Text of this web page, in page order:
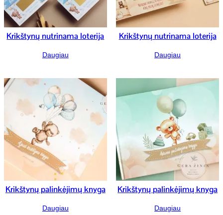
Krikštynų nutrinama loterija
Daugiau
Krikštynų nutrinama loterija
Daugiau
Krikštynų palinkėjimų knyga
Daugiau
Krikštynų palinkėjimų knyga
Daugiau